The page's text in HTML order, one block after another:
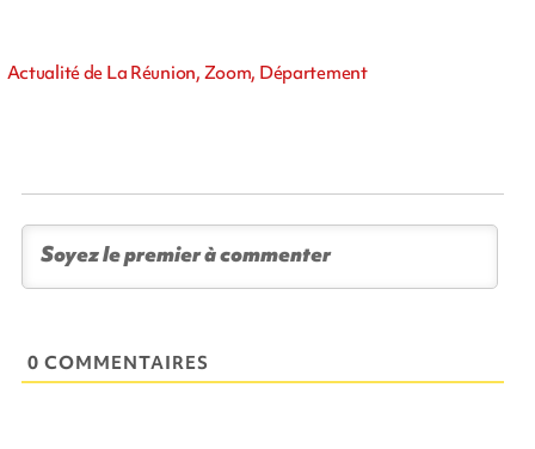
Actualité de La Réunion, Zoom, Département
0 COMMENTAIRES